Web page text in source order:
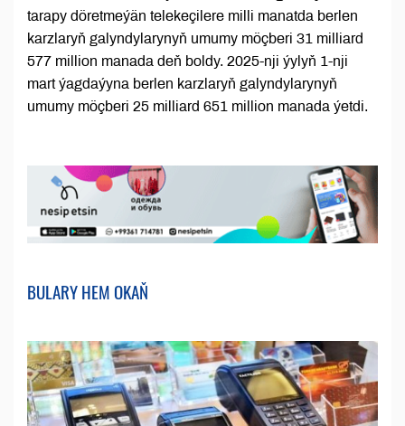
tarapy döretmeýän telekeçilere milli manatda berlen
karzlaryň galyndylarynyň umumy möçberi 31 milliard
577 million manada deň boldy. 2025-nji ýylyň 1-nji
mart ýagdaýyna berlen karzlaryň galyndylarynyň
umumy möçberi 25 milliard 651 million manada ýetdi.
BULARY HEM OKAŇ